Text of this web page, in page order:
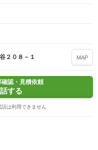
２０８－１ MAP
認・見積依頼
する
は利用できません